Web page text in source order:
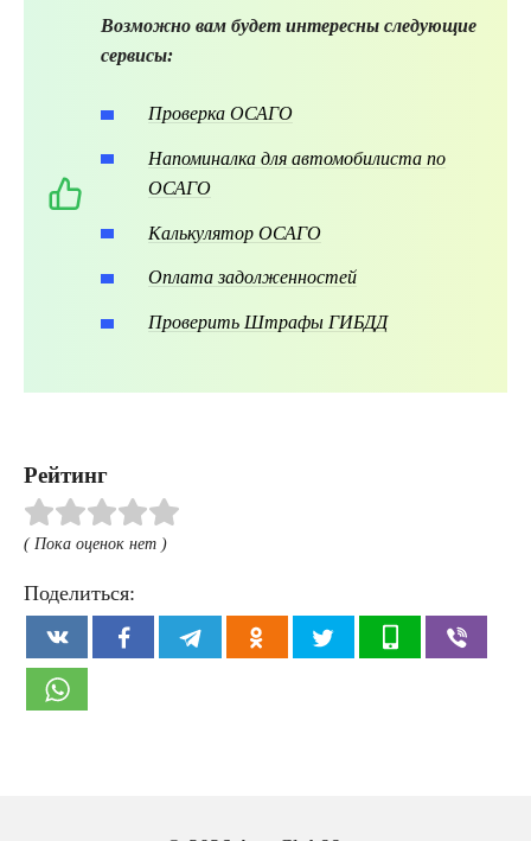
Возможно вам будет интересны следующие
сервисы:
Проверка ОСАГО
Напоминалка для автомобилиста по
ОСАГО
Калькулятор ОСАГО
Оплата задолженностей
Проверить Штрафы ГИБДД
Рейтинг
( Пока оценок нет )
Поделиться: